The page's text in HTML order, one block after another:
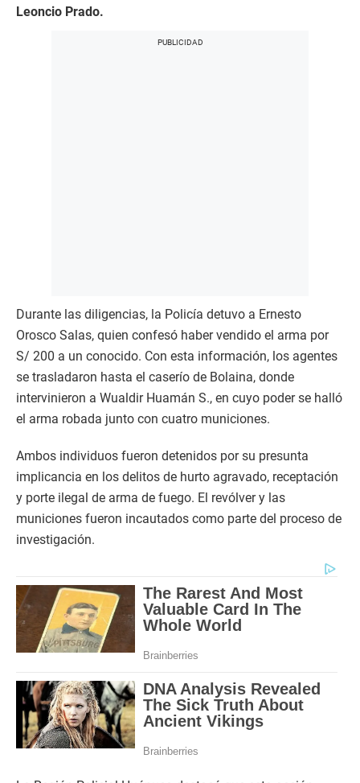
Leoncio Prado.
Durante las diligencias, la Policía detuvo a Ernesto
Orosco Salas, quien confesó haber vendido el arma por
S/ 200 a un conocido. Con esta información, los agentes
se trasladaron hasta el caserío de Bolaina, donde
intervinieron a Wualdir Huamán S., en cuyo poder se halló
el arma robada junto con cuatro municiones.
Ambos individuos fueron detenidos por su presunta
implicancia en los delitos de hurto agravado, receptación
y porte ilegal de arma de fuego. El revólver y las
municiones fueron incautados como parte del proceso de
investigación.